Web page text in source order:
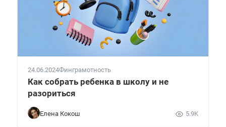
24.06.2024Финграмотность
Как собрать ребенка в школу и не
разориться
Елена Кокош 5.9K